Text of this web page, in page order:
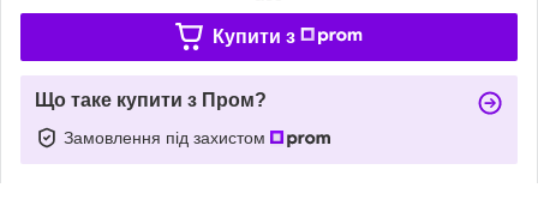
Купити з
Що таке купити з Пром?
Замовлення під захистом